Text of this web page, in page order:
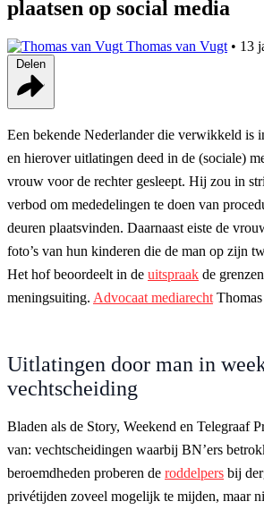
plaatsen op social media
Thomas van Vugt • 13
Een bekende Nederlander die verwikkeld is
en hierover uitlatingen deed in de (sociale)
vrouw voor de rechter gesleept. Hij zou in
verbod om mededelingen te doen van
deuren plaatsvinden. Daarnaast eiste de
foto’s van hun kinderen die de man op zijn
Het hof beoordeelt in de uitspraak de
meningsuiting. Advocaat mediarecht
Uitlatingen door man in
vechtscheiding
Bladen als de Story, Weekend en Telegraaf
van: vechtscheidingen waarbij BN’ers
beroemdheden proberen de roddelpers bij
privétijden zoveel mogelijk te mijden, maar